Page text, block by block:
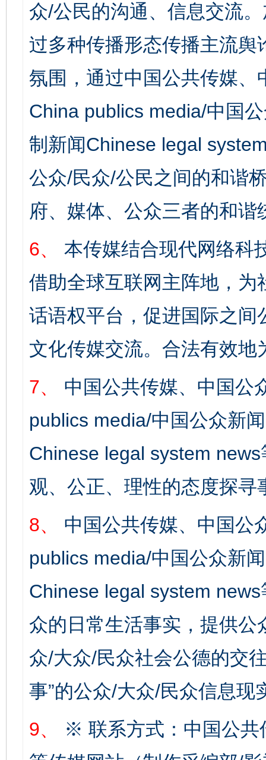
众/公民的沟通、信息交流
过多种传播形态传播主流
氛围，通过中国公共传媒
China publics media/中国
制新闻Chinese legal
公众/民众/公民之间的和谐
府、媒体、公众三者的和谐
6、
本传媒结合现代网络科
借助全球互联网主阵地，
话语权平台，促进国际之
文化传媒交流。合法有效地
7、
中国公共传媒、中国公
publics media/中国公众新
Chinese legal system
观、公正、理性的态度探寻
8、
中国公共传媒、中国公
publics media/中国公众新
Chinese legal system
众的日常生活事实，提供
众/大众/民众社会公德的交
事”的公众/大众/民众信息现
9、
※ 联系方式：中国公共
完善运行机制助力责任有效落实 一纸欠